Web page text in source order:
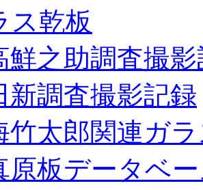
ス乾板
鮮之助調査撮
新調査撮影記録
竹太郎関連ガ
原板データベ